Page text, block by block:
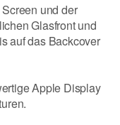
und der
Glasfront und
auf das Backcover
Apple Display